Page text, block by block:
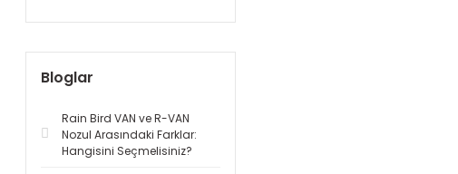
Bloglar
Rain Bird VAN ve R-VAN
Nozul Arasındaki Farklar:
Hangisini Seçmelisiniz?